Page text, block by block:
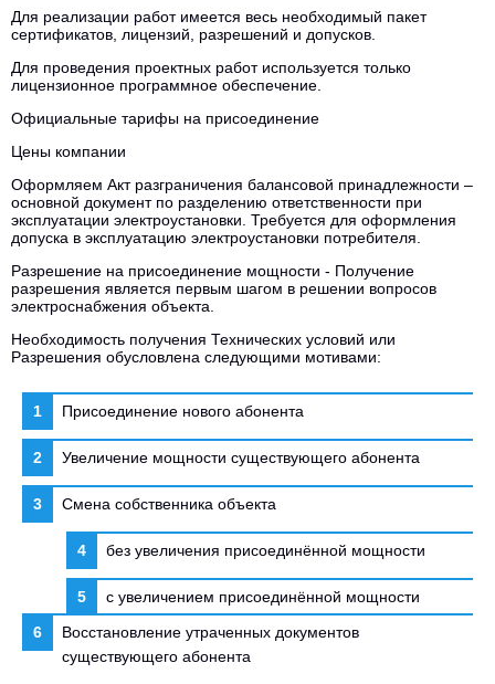
Для реализации работ имеется весь необходимый пакет
сертификатов, лицензий, разрешений и допусков.
Для проведения проектных работ используется только
лицензионное программное обеспечение.
Официальные тарифы на присоединение
Цены компании
Оформляем Акт разграничения балансовой принадлежности –
основной документ по разделению ответственности при
эксплуатации электроустановки. Требуется для оформления
допуска в эксплуатацию электроустановки потребителя.
Разрешение на присоединение мощности - Получение
разрешения является первым шагом в решении вопросов
электроснабжения объекта.
Необходимость получения Технических условий или
Разрешения обусловлена следующими мотивами:
Присоединение нового абонента
Увеличение мощности существующего абонента
Смена собственника объекта
без увеличения присоединённой мощности
с увеличением присоединённой мощности
Восстановление утраченных документов
существующего абонента